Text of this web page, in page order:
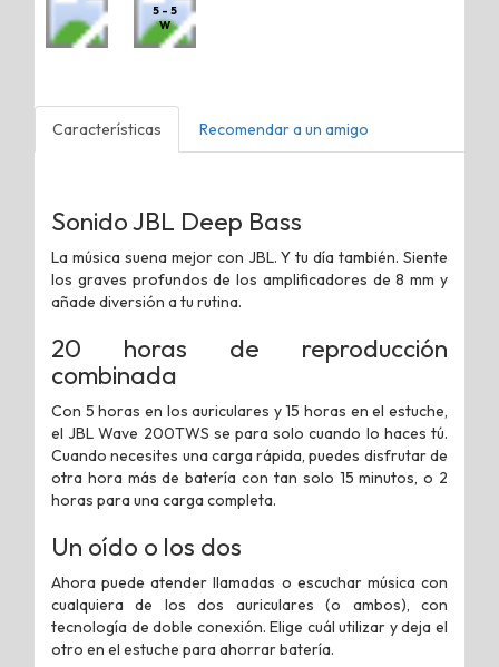
5 - 5
W
Características Recomendar a un amigo
Sonido JBL Deep Bass
La música suena mejor con JBL. Y tu día también. Siente
los graves profundos de los amplificadores de 8 mm y
añade diversión a tu rutina.
20 horas de reproducción
combinada
Con 5 horas en los auriculares y 15 horas en el estuche,
el JBL Wave 200TWS se para solo cuando lo haces tú.
Cuando necesites una carga rápida, puedes disfrutar de
otra hora más de batería con tan solo 15 minutos, o 2
horas para una carga completa.
Un oído o los dos
Ahora puede atender llamadas o escuchar música con
cualquiera de los dos auriculares (o ambos), con
tecnología de doble conexión. Elige cuál utilizar y deja el
otro en el estuche para ahorrar batería.